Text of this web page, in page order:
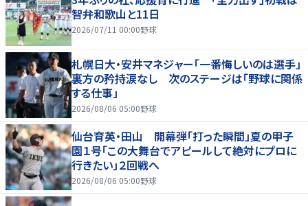
智弁和歌山と11日
2026/07/11 00:00野球
札幌日大・安井マネジャー「一番悔しいのは選手」
裏方の矜持涙なし 次のステージは「野球に関係
する仕事」
2026/08/06 05:00野球
仙台育英・田山 開幕弾「打った瞬間」夏の甲子
園１号「この大舞台でアピールして絶対にプロに
行きたい」２回戦へ
2026/08/06 05:00野球